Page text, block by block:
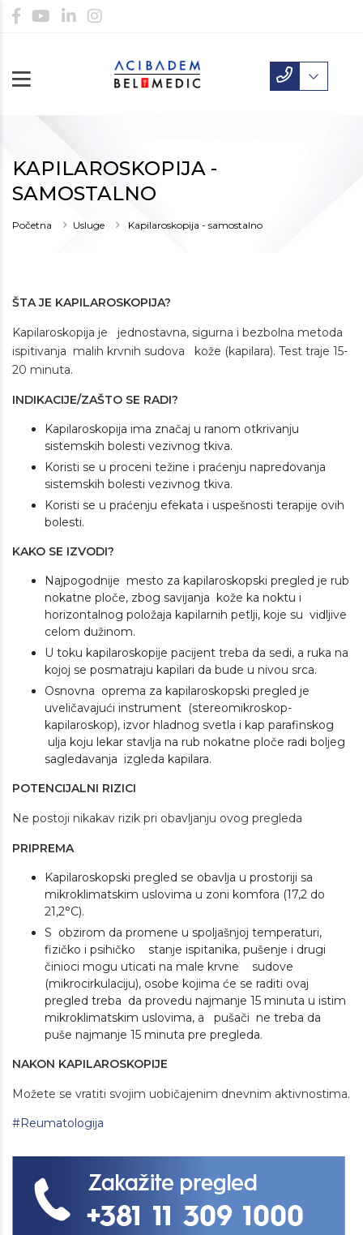
KAPILAROSKOPIJA -
SAMOSTALNO
Početna Usluge Kapilaroskopija - samostalno
ŠTA JE KAPILAROSKOPIJA?
Kapilaroskopija je jednostavna, sigurna i bezbolna metoda
ispitivanja malih krvnih sudova kože (kapilara). Test traje 15-
20 minuta.
INDIKACIJE/ZAŠTO SE RADI?
Kapilaroskopija ima značaj u ranom otkrivanju
sistemskih bolesti vezivnog tkiva.
Koristi se u proceni težine i praćenju napredovanja
sistemskih bolesti vezivnog tkiva.
Koristi se u praćenju efekata i uspešnosti terapije ovih
bolesti.
KAKO SE IZVODI?
Najpogodnije mesto za kapilaroskopski pregled je rub
nokatne ploče, zbog savijanja kože ka noktu i
horizontalnog položaja kapilarnih petlji, koje su vidljive
celom dužinom.
U toku kapilaroskopije pacijent treba da sedi, a ruka na
kojoj se posmatraju kapilari da bude u nivou srca.
Osnovna oprema za kapilaroskopski pregled je
uveličavajući instrument (stereomikroskop-
kapilaroskop), izvor hladnog svetla i kap parafinskog
ulja koju lekar stavlja na rub nokatne ploče radi boljeg
sagledavanja izgleda kapilara.
POTENCIJALNI RIZICI
Ne postoji nikakav rizik pri obavljanju ovog pregleda
PRIPREMA
Kapilaroskopski pregled se obavlja u prostoriji sa
mikroklimatskim uslovima u zoni komfora (17,2 do
21,2°C).
S obzirom da promene u spoljašnjoj temperaturi,
fizičko i psihičko stanje ispitanika, pušenje i drugi
činioci mogu uticati na male krvne sudove
(mikrocirkulaciju), osobe kojima će se raditi ovaj
pregled treba da provedu najmanje 15 minuta u istim
mikroklimatskim uslovima, a pušači ne treba da
puše najmanje 15 minuta pre pregleda.
NAKON KAPILAROSKOPIJE
Možete se vratiti svojim uobičajenim dnevnim aktivnostima.
#Reumatologija